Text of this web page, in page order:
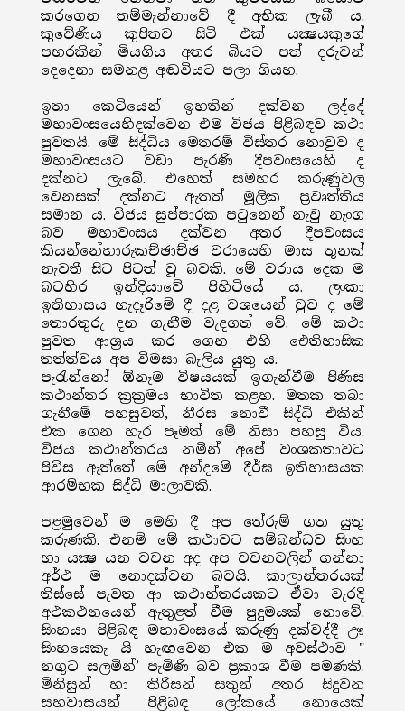
කරගෙන තම්මැන්නාවේ දී අභික ලැබී ය.
කුවේණිය කුපිතව සිටි එක් යක්‍ෂයකුගේ
පහරකින් මියගිය අතර බියට පත් දරුවන්
දෙදෙනා සමනළ අඬවියට පලා ගියහ.
ඉතා කෙටියෙන් ඉහතින් දක්වන ලද්දේ
මහාවංසයෙහිදක්වෙන එම විජය පිළිබඳව කථා
පුවතයි. මේ සිද්ධිය මෙතරම් විස්තර නොවුව ද
මහාවංසයට වඩා පැරණි දීපවංසයෙහි ද
දක්නට ලැබේ. එහෙත් සමහර කරුණුවල
වෙනසක් දක්නට ඇතත් මූලික ප්‍රවෘත්තිය
සමාන ය. විජය සුප්පාරක පටුනෙන් නැවු නැංග
බව මහාවංසය දක්වන අතර දීපවංසය
කියන්නේහාරුකච්ඡාච්ඡ වරායෙහි මාස තුනක්
නැවතී සිට පිටත් වූ බවකි. මේ වරාය දෙක ම
බටහිර ඉන්දියාවේ පිහිටියේ ය. ලංකා
ඉතිහාසය හැදෑරිමේ දී දළ වශයෙන් වුව ද මේ
තොරතුරු දන ගැනීම වැදගත් වේ. මේ කථා
පුවත ආශ්‍රය කර ගෙන එහි ඓතිහාසික
තත්ත්වය අප විමසා බැලිය යුතු ය.
පැරැන්නෝ ඕනෑම විෂයයක් ඉගැන්වීම පිණිස
කථාන්තර ක්‍රක‍්‍රමය භාවිත කළහ. මතක තබා
ගැනීමේ පහසුවත්, නීරස නොවී සිද්ධි එකින්
එක ගෙන හැර පෑමත් මේ නිසා පහසු විය.
විජය කථාන්තරය නමින් අපේ වංශකතාවට
පිවිස ඇත්තේ මේ අන්දමේ දීර්ඝ ඉතිහාසයක
ආරම්භක සිද්ධි මාලාවකි.
පළමුවෙන් ම මෙහි දී අප තේරුම් ගත යුතු
කරුණකි. එනම් මේ කථාවට සම්බන්ධව සිංහ
හා යක්‍ෂ යන වචන අද අප වචනවලින් ගන්නා
අර්ථ ම නොදක්වන බවයි. කාලාන්තරයක්
තිස්සේ පැවත ආ කථාන්තරයකට ඒවා වැරදි
අථකථනයෙන් ඇතුළත් වීම පුදුමයක් නොවේ.
සිංහයා පිළිබඳ මහාවංසයේ කරුණු දක්වද්දී ඌ
සිංහයෙකැ යි හැඟවෙන එක ම අවස්ථාව "
නගුට සලමින්’ පැමිණි බව ප්‍රකාශ වීම පමණකි.
මිනිසුන් හා තිරිසන් සතුන් අතර සිදුවන
සහවාසයන් පිළිබඳ ලෝකයේ නොයෙක්